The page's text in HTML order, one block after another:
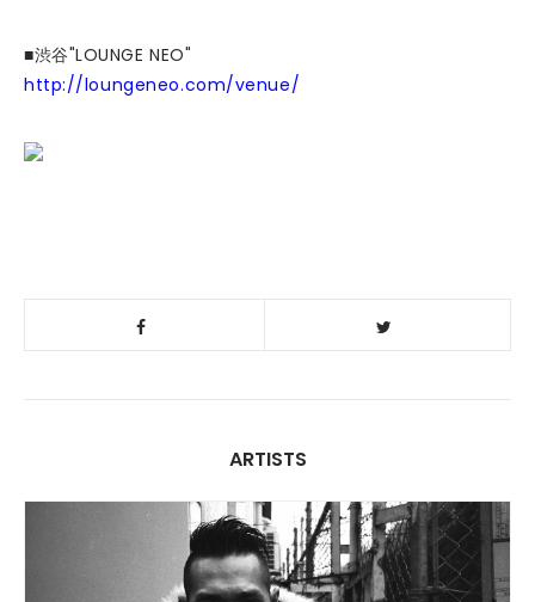
■渋谷"LOUNGE NEO"
http://loungeneo.com/venue/
ARTISTS